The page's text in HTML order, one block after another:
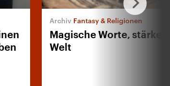
Fantasy & Religionen
Magische Worte, stärker
Welt